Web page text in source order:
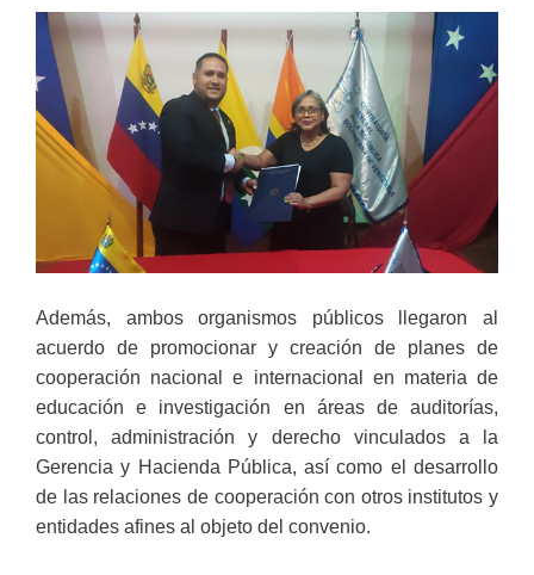
Además, ambos organismos públicos llegaron al
acuerdo de promocionar y creación de planes de
cooperación nacional e internacional en materia de
educación e investigación en áreas de auditorías,
control, administración y derecho vinculados a la
Gerencia y Hacienda Pública, así como el desarrollo
de las relaciones de cooperación con otros institutos y
entidades afines al objeto del convenio.